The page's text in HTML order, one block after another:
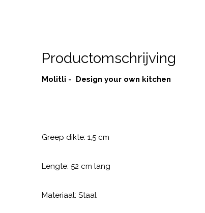
Productomschrijving
Molitli - Design your own kitchen
Greep dikte: 1,5 cm
Lengte: 52 cm lang
Materiaal: Staal